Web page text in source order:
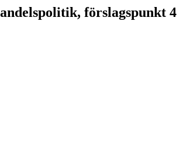
förslagspunkt 4